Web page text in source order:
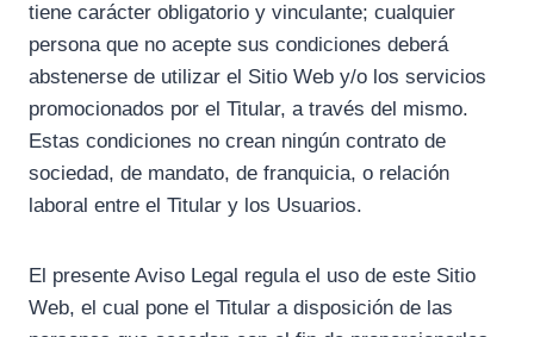
tiene carácter obligatorio y vinculante; cualquier
persona que no acepte sus condiciones deberá
abstenerse de utilizar el Sitio Web y/o los servicios
promocionados por el Titular, a través del mismo.
Estas condiciones no crean ningún contrato de
sociedad, de mandato, de franquicia, o relación
laboral entre el Titular y los Usuarios.
El presente Aviso Legal regula el uso de este Sitio
Web, el cual pone el Titular a disposición de las